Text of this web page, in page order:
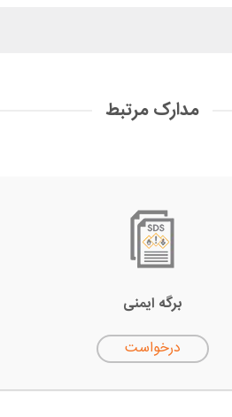
مدارک مرتبط
برگه ایمنی
درخواست